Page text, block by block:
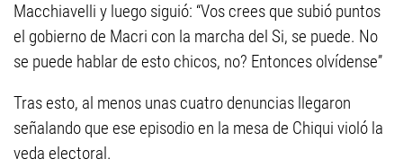
Macchiavelli y luego siguió: “Vos crees que subió puntos
el gobierno de Macri con la marcha del Si, se puede. No
se puede hablar de esto chicos, no? Entonces olvídense”
Tras esto, al menos unas cuatro denuncias llegaron
señalando que ese episodio en la mesa de Chiqui violó la
veda electoral.